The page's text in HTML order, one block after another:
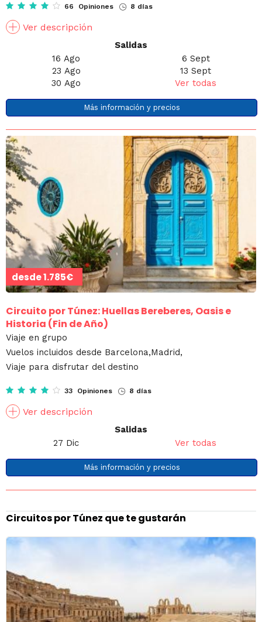
66 Opiniones 8 días
Ver descripción
Salidas
16 Ago
23 Ago
30 Ago
6 Sept
13 Sept
Ver todas
Más información y precios
desde1.785€
Circuito por Túnez: Huellas Bereberes, Oasis e
Historia (Fin de Año)
Viaje en grupo
Vuelos incluidos desde Barcelona,Madrid,
Viaje para disfrutar del destino
33 Opiniones 8 días
Ver descripción
Salidas
27 Dic
Ver todas
Más información y precios
Circuitos por Túnez que te gustarán